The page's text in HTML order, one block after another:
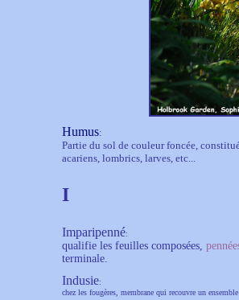
Humus:
Partie du sol de couleur foncée,
acariens, lombrics, larves, etc...
I
Imparipenné:
qualifie les feuilles composées,
terminale.
Indusie:
chez les fougères, membrane qui recouvre un